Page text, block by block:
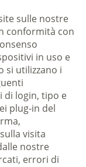
sulle nostre
conformità con
in uso e
si utilizzano i
di login, tipo e
plug-in del
visita
nostre
errori di